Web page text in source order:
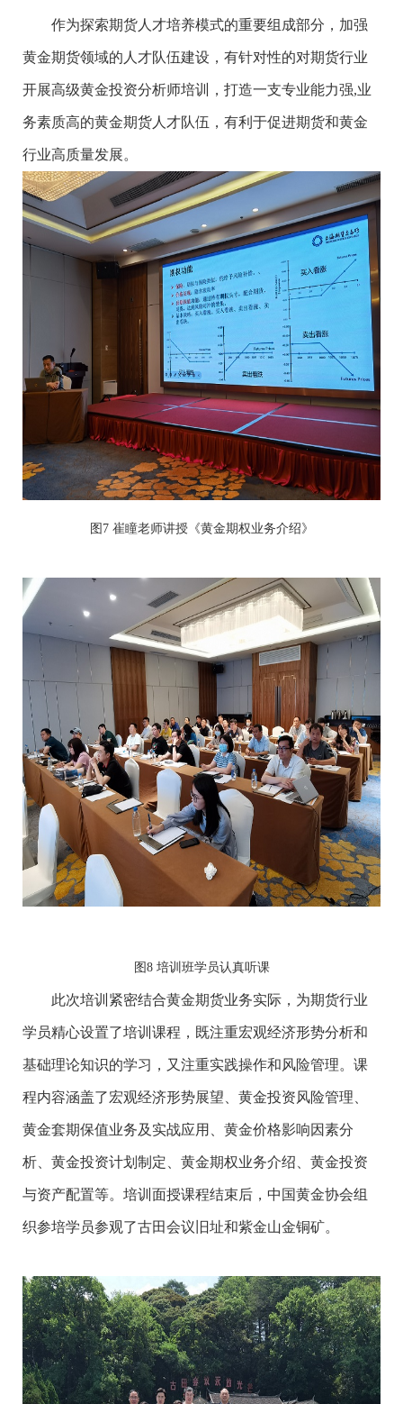
作为探索期货人才培养模式的重要组成部分，加强
黄金期货领域的人才队伍建设，有针对性的对期货行业
开展高级黄金投资分析师培训，打造一支专业能力强,业
务素质高的黄金期货人才队伍，有利于促进期货和黄金
行业高质量发展。
图7 崔瞳老师讲授《黄金期权业务介绍》
图8 培训班学员认真听课
此次培训紧密结合黄金期货业务实际，为期货行业
学员精心设置了培训课程，既注重宏观经济形势分析和
基础理论知识的学习，又注重实践操作和风险管理。课
程内容涵盖了宏观经济形势展望、黄金投资风险管理、
黄金套期保值业务及实战应用、黄金价格影响因素分
析、黄金投资计划制定、黄金期权业务介绍、黄金投资
与资产配置等。培训面授课程结束后，中国黄金协会组
织参培学员参观了古田会议旧址和紫金山金铜矿。